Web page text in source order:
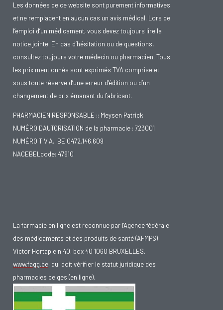
Les données de ce website sont purement informatives
et ne remplacent en aucun cas un avis médical. Lors de
l’emploi d’un médicament, vous devez toujours lire la
notice jointe. En cas d’hésitation ou de questions,
consultez toujours votre médecin ou pharmacien. Tous
les prix mentionnés sont exprimés TVA comprise et
sous toute réserve d’une erreur d’édition ou d’un
changement de prix émanant du fabricant.
PHARMACIEN RESPONSABLE :: Meysen Patrick
NUMÉRO D'AUTORISATION de la pharmacie : 723001
NUMÉRO T.V.A.: BE 0472.146.609
NACEBELcode: 47910
La farmacie en ligne est reconnue par l'Agence fédérale
des médicaments et des produits de santé (AFMPS)
Victor Hortaplein 40, box 40 1060 BRUXELLES,
www.fagg.be, qui doit vérifier le statut juridique des
pharmacies belges (en ligne).